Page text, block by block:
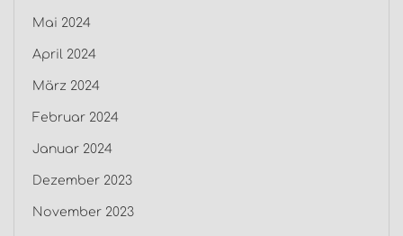
Mai 2024
April 2024
März 2024
Februar 2024
Januar 2024
Dezember 2023
November 2023